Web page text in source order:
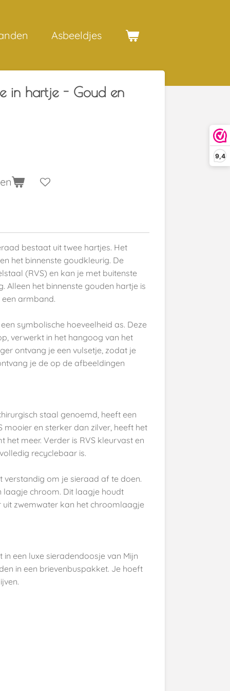
9,4
Asbeeldjes
in hartje - Goud en
bestaat uit twee hartjes. Het
het binnenste goudkleurig. De
(RVS) en kan je met buitenste
Alleen het binnenste gouden hartje is
armband.
symbolische hoeveelheid as. Deze
verwerkt in het hangoog van het
ontvang je een vulsetje, zodat je
je de op de afbeeldingen
staal genoemd, heeft een
mooier en sterker dan zilver, heeft het
het meer. Verder is RVS kleurvast en
recyclebaar is.
verstandig om je sieraad af te doen.
laagje chroom. Dit laagje houdt
uit zwemwater kan het chroomlaagje
een luxe sieradendoosje van Mijn
in een brievenbuspakket. Je hoeft